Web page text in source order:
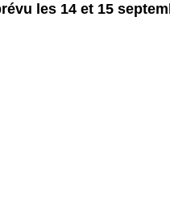
les 14 et 15